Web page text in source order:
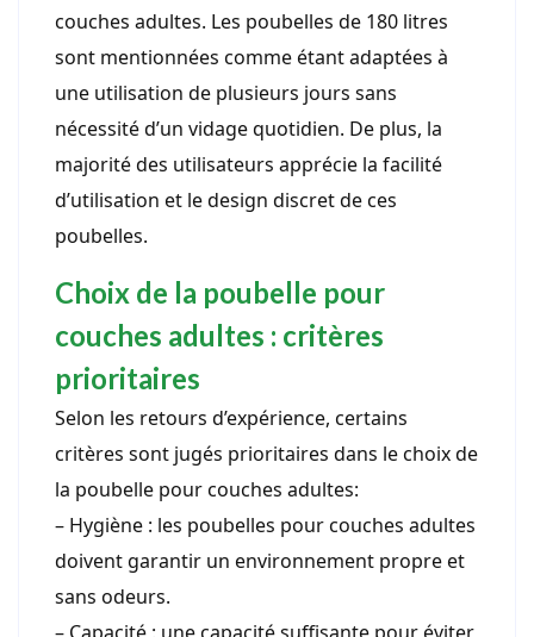
couches adultes. Les poubelles de 180 litres
sont mentionnées comme étant adaptées à
une utilisation de plusieurs jours sans
nécessité d’un vidage quotidien. De plus, la
majorité des utilisateurs apprécie la facilité
d’utilisation et le design discret de ces
poubelles.
Choix de la poubelle pour
couches adultes : critères
prioritaires
Selon les retours d’expérience, certains
critères sont jugés prioritaires dans le choix de
la poubelle pour couches adultes:
– Hygiène : les poubelles pour couches adultes
doivent garantir un environnement propre et
sans odeurs.